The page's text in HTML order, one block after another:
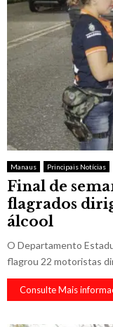
Manaus Principais Notícias
Final de
flagrados
álcool
O Departamento
flagrou 22 motoristas
Consulte Mais